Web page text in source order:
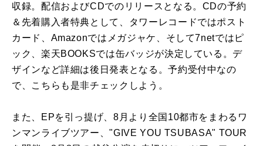
収録。配信およびCDでの リリース と な る 。 CDの予約
＆先着購入者特典と して
タワーレコードではポスト
カード、Amazonではメガジャケ、 そして7netではピ
ック、 楽天BOOKSでは缶バッジが決定してい る 。 デ
ザインな ど詳細は後日発表 と な る 。予約受付中なの
で、
こちらも是非チェックしよう。
また、 EPを引っ提げ、8月より全国10都市を まわる ワ
ンマンライブツアー、"GIVE YOU TSUBASA" TOUR